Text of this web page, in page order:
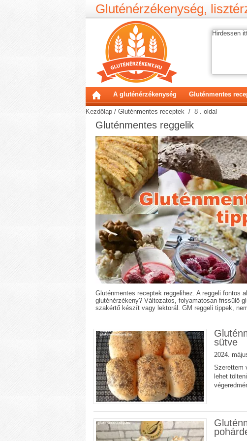
Gluténérzékenység,
Hirdessen
A gluténérzékenység Gluténmentes
Kezdőlap / Gluténmentes receptek / 8 . oldal
Gluténmentes reggelik
Gluténmentes receptek reggelihez. A reggeli fontos
gluténérzékeny? Változatos, folyamatosan frissülő
szakértő készít vagy lektorál. GM reggeli tippek,
sütve
2024.
Szerettem
lehet